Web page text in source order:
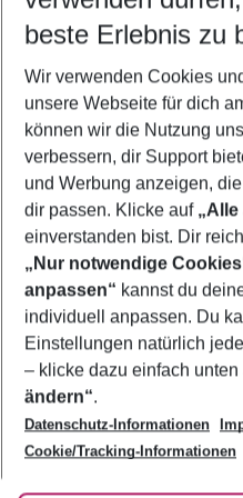
5-
2 Erwachsene Keine
Mehr
Footer
Footer navigation
Über uns
AGB
Bestpreisgarantie
Cookie-Einstellungen ändern
Cookie-Richtlinie
Agenturbetreuung
Barrierefreies Reisen
Folge uns
beste Erlebnis zu
Wir verwenden Cookies
unsere Webseite für dich
können wir die Nutzung
verbessern, dir Support
und Werbung anzeigen,
dir passen. Klicke auf „Alle
einverstanden bist. Dir
„Nur notwendige
anpassen“ kannst du
individuell anpassen. Du
Einstellungen natürlich
– klicke dazu einfach unten
ändern“.
Datenschutz-Informationen
Cookie/Tracking-Informationen